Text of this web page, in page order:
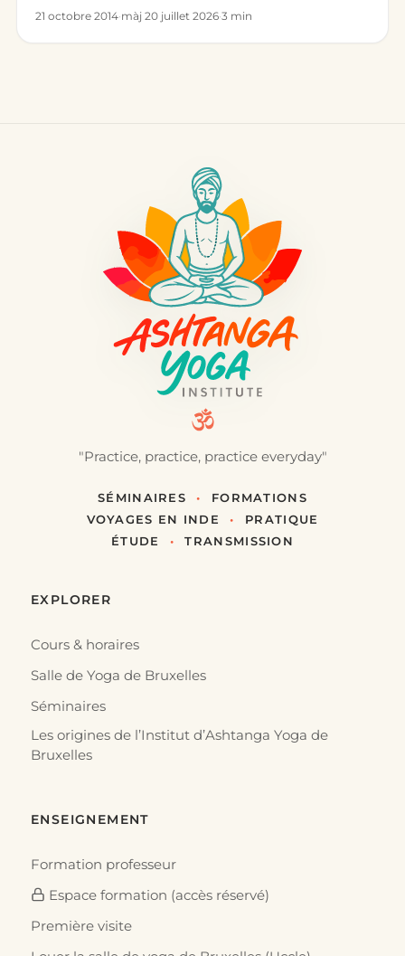
21 octobre 2014·màj 20 juillet 2026·3 min
"Practice, practice, practice everyday"
SÉMINAIRES •
FORMATIONS
VOYAGES EN INDE
•
PRATIQUE
ÉTUDE
• TRANSMISSION
EXPLORER
Cours & horaires
Salle de Yoga de Bruxelles
Séminaires
Les origines de l’Institut d’Ashtanga Yoga de
Bruxelles
ENSEIGNEMENT
Formation professeur
Espace formation (accès réservé)
Première visite